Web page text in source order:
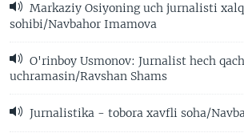
Markaziy Osiyoning uch jurnalisti
sohibi/Navbahor Imamova
O'rinboy Usmonov: Jurnalist hech
uchramasin/Ravshan Shams
Jurnalistika - tobora xavfli soha/